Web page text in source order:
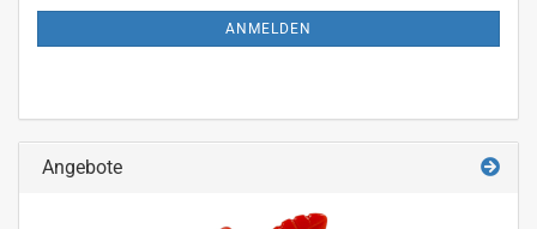
ANMELDEN
Angebote